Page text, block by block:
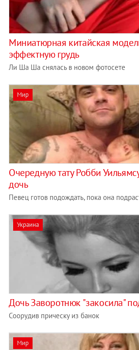
Миниатюрная китайская
эффектную грудь
Ли Ша Ша снялась в новом фотосете
Мир
Очередную тату Робби
дочь
Певец готов подождать, пока она
Украина
Дочь Заворотнюк "закосила"
Соорудив прическу из банок
Мир